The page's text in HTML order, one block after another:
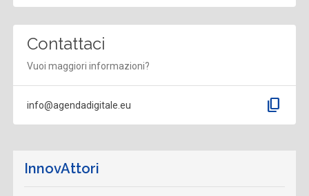
Contattaci
Vuoi maggiori informazioni?
info@agendadigitale.eu content_copy
InnovAttori